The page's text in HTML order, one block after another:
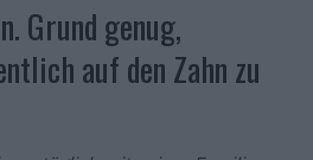
Grund genug,
auf den Zahn zu